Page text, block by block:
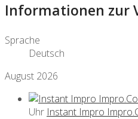
Informationen zur
Sprache
Deutsch
August 2026
Uhr Instant Impro